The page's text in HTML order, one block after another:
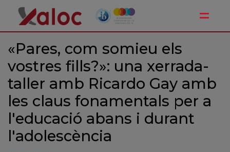
«Pares, com somieu els
vostres fills?»: una xerrada-
taller amb Ricardo Gay amb
les claus fonamentals per a
l'educació abans i durant
l'adolescència